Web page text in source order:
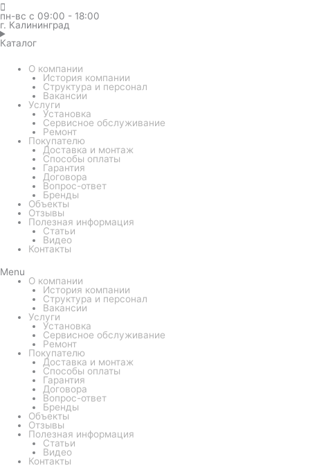
пн-вс с 09:00 - 18:00
г. Калининград
Каталог
О компании
История компании
Структура и персонал
Вакансии
Услуги
Установка
Сервисное обслуживание
Ремонт
Покупателю
Доставка и монтаж
Способы оплаты
Гарантия
Договора
Вопрос-ответ
Бренды
Объекты
Отзывы
Полезная информация
Статьи
Видео
Контакты
Menu
О компании
История компании
Структура и персонал
Вакансии
Услуги
Установка
Сервисное обслуживание
Ремонт
Покупателю
Доставка и монтаж
Способы оплаты
Гарантия
Договора
Вопрос-ответ
Бренды
Объекты
Отзывы
Полезная информация
Статьи
Видео
Контакты